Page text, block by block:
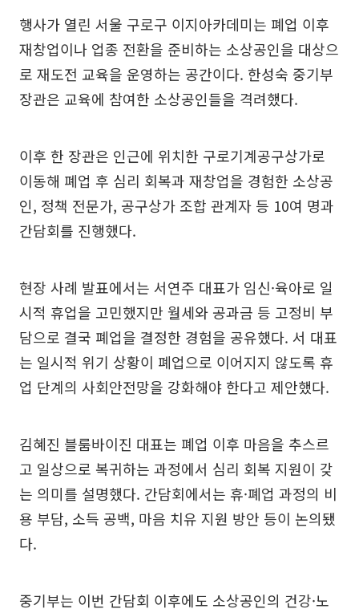
행사가 열린 서울 구로구 이지아카데미는 폐업 이후
재창업이나 업종 전환을 준비하는 소상공인을 대상으
로 재도전 교육을 운영하는 공간이다. 한성숙 중기부
장관은 교육에 참여한 소상공인들을 격려했다.
이후 한 장관은 인근에 위치한 구로기계공구상가로
이동해 폐업 후 심리 회복과 재창업을 경험한 소상공
인, 정책 전문가, 공구상가 조합 관계자 등 10여 명과
간담회를 진행했다.
현장 사례 발표에서는 서연주 대표가 임신·육아로 일
시적 휴업을 고민했지만 월세와 공과금 등 고정비 부
담으로 결국 폐업을 결정한 경험을 공유했다. 서 대표
는 일시적 위기 상황이 폐업으로 이어지지 않도록 휴
업 단계의 사회안전망을 강화해야 한다고 제안했다.
김혜진 블룸바이진 대표는 폐업 이후 마음을 추스르
고 일상으로 복귀하는 과정에서 심리 회복 지원이 갖
는 의미를 설명했다. 간담회에서는 휴·폐업 과정의 비
용 부담, 소득 공백, 마음 치유 지원 방안 등이 논의됐
다.
중기부는 이번 간담회 이후에도 소상공인의 건강·노